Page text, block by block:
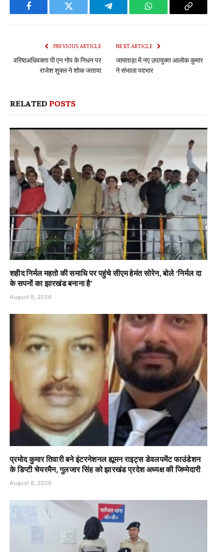
Facebook Twitter Telegram WhatsApp Copy
PREVIOUS ARTICLE
वरिष्ठअधिवक्ता पी एन गोप के निधन पर
राजेश शुक्ल ने शोक जताया
NEXT ARTICLE
जामताड़ा में नए उपायुक्त आलोक कुमार
ने संभाला पदभार
RELATED POSTS
शहीद निर्मल महतो की समाधि पर पहुंचे सीएम हेमंत सोरेन, बोले ‘निर्मल दा
के सपनों का झारखंड बनाना है’
August 8, 2026
प्रमोद कुमार तिवारी बने इंटरनेशनल ह्यूमन राइट्स डेवलपमेंट फाउंडेशन
के डिप्टी चेयरमैन, गुलजार सिंह को झारखंड प्रदेश अध्यक्ष की जिम्मेदारी
August 8, 2026